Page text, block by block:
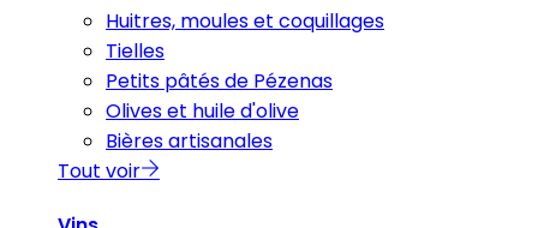
Huitres, moules et coquillages
Tielles
Petits pâtés de Pézenas
Olives et huile d'olive
Bières artisanales
Tout voir